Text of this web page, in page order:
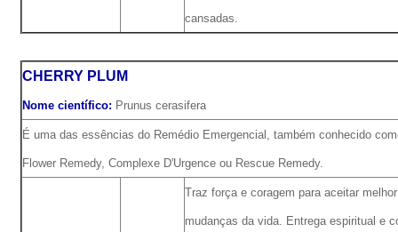
cansadas.
CHERRY PLUM
Nome científico: Prunus cerasifera
É uma das essências do Remédio Emergencial, também conhecido
Flower Remedy, Complexe D'Urgence ou Rescue Remedy.
Traz força e coragem para aceitar
mudanças da vida. Entrega espiritual e